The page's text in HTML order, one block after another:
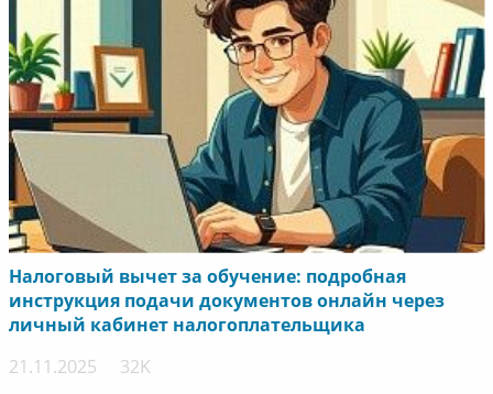
Налоговый вычет за обучение: подробная
инструкция подачи документов онлайн через
личный кабинет налогоплательщика
21.11.2025
32K